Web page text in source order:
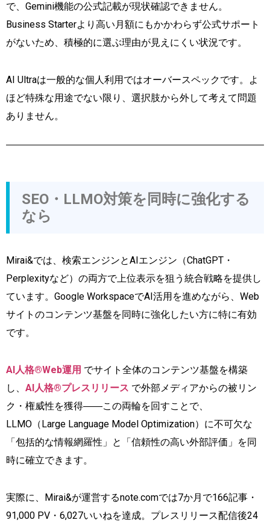
で、Gemini機能の公式記載が現状確認できません。
Business Starterより高い月額にもかかわらず公式サポート
がないため、積極的に選ぶ理由が見えにくい状況です。
AI Ultraは一般的な個人利用ではオーバースペックです。よ
ほど特殊な用途でない限り、選択肢から外して考えて問題
ありません。
SEO・LLMO対策を同時に強化する
なら
Mirai&では、検索エンジンとAIエンジン（ChatGPT・
Perplexityなど）の両方で上位表示を狙う統合戦略を提供し
ています。Google WorkspaceでAI活用を進めながら、Web
サイトのコンテンツ基盤を同時に強化したい方に特に有効
です。
AI人格®Web運用 でサイト全体のコンテンツ基盤を構築
し、 AI人格®プレスリリース で外部メディアからの被リン
ク・権威性を獲得――この両輪を回すことで、
LLMO（Large Language Model Optimization）に不可欠な
「包括的な情報網羅性」と「信頼性の高い外部評価」を同
時に確立できます。
実際に、Mirai&が運営するnote.comでは7か月で166記事・
91,000 PV・6,027いいねを達成。プレスリリース配信後24